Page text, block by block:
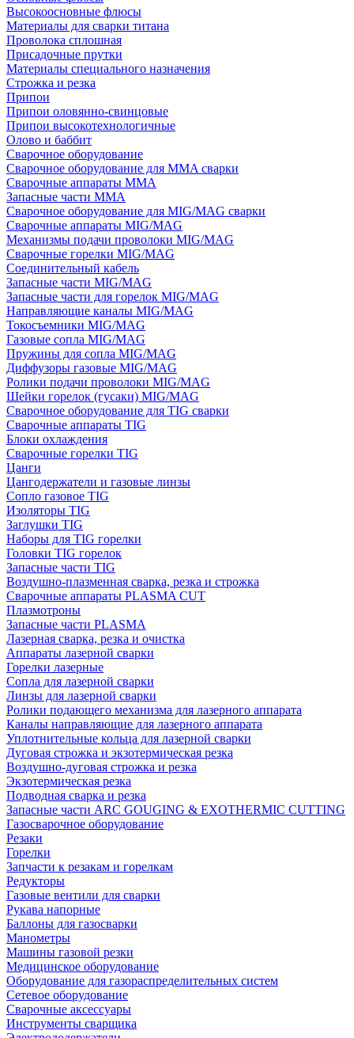
Высокоосновные флюсы
Материалы для сварки титана
Проволока сплошная
Присадочные прутки
Материалы специального назначения
Строжка и резка
Припои
Припои оловянно-свинцовые
Припои высокотехнологичные
Олово и баббит
Сварочное оборудование
Сварочное оборудование для MMA сварки
Сварочные аппараты MMA
Запасные части MMA
Сварочное оборудование для MIG/MAG сварки
Сварочные аппараты MIG/MAG
Механизмы подачи проволоки MIG/MAG
Сварочные горелки MIG/MAG
Соединительный кабель
Запасные части MIG/MAG
Запасные части для горелок MIG/MAG
Направляющие каналы MIG/MAG
Токосъемники MIG/MAG
Газовые сопла MIG/MAG
Пружины для сопла MIG/MAG
Диффузоры газовые MIG/MAG
Ролики подачи проволоки MIG/MAG
Шейки горелок (гусаки) MIG/MAG
Сварочное оборудование для TIG сварки
Сварочные аппараты TIG
Блоки охлаждения
Сварочные горелки TIG
Цанги
Цангодержатели и газовые линзы
Сопло газовое TIG
Изоляторы TIG
Заглушки TIG
Наборы для TIG горелки
Головки TIG горелок
Запасные части TIG
Воздушно-плазменная сварка, резка и строжка
Сварочные аппараты PLASMA CUT
Плазмотроны
Запасные части PLASMA
Лазерная сварка, резка и очистка
Аппараты лазерной сварки
Горелки лазерные
Сопла для лазерной сварки
Линзы для лазерной сварки
Ролики подающего механизма для лазерного аппарата
Каналы направляющие для лазерного аппарата
Уплотнительные кольца для лазерной сварки
Дуговая строжка и экзотермическая резка
Воздушно-дуговая строжка и резка
Экзотермическая резка
Подводная сварка и резка
Запасные части ARC GOUGING & EXOTHERMIC CUTTING
Газосварочное оборудование
Резаки
Горелки
Запчасти к резакам и горелкам
Редукторы
Газовые вентили для сварки
Рукава напорные
Баллоны для газосварки
Манометры
Машины газовой резки
Медицинское оборудование
Оборудование для газораспределительных систем
Сетевое оборудование
Сварочные аксессуары
Инструменты сварщика